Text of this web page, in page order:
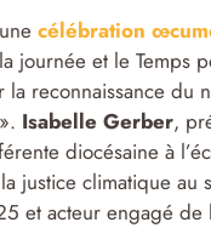
célébration
journée et le Temps
reconnaissance du
Isabelle Gerber,
diocésaine à
justice climatique au
et acteur engagé